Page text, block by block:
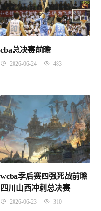
cba总决赛前瞻
2026-06-24 483
wcba季后赛四强死战前瞻
四川山西冲刺总决赛
2026-06-23 310